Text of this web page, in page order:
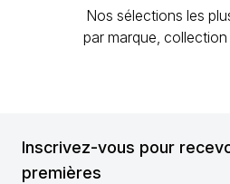
Nos sélections les
par marque,
Inscrivez-vous pour
premières